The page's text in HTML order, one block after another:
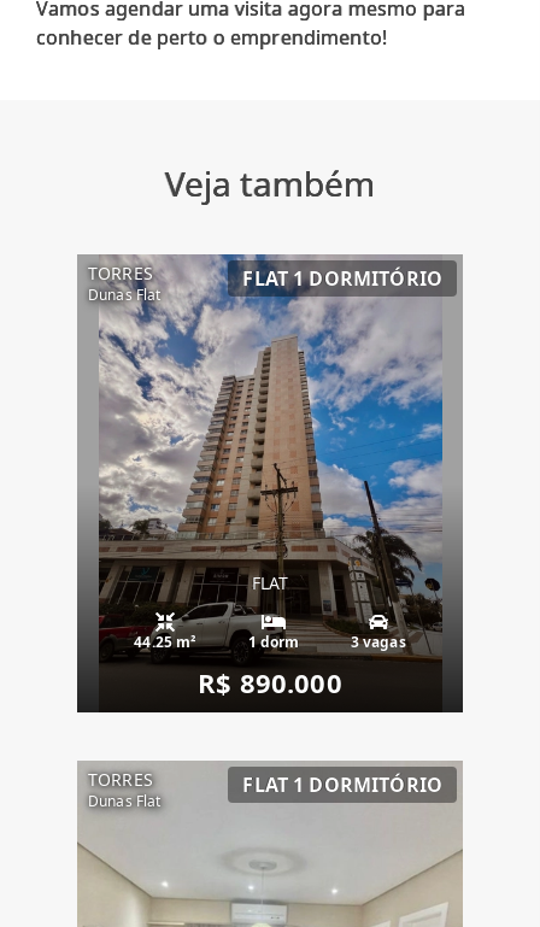
Vamos agendar uma visita agora mesmo para
Veja também
TORRES
Dunas Flat
FLAT 1 DORMITÓRIO
FLAT
44.25 m² 1 dorm 3 vagas
R$ 890.000
TORRES
Dunas Flat
FLAT 1 DORMITÓRIO